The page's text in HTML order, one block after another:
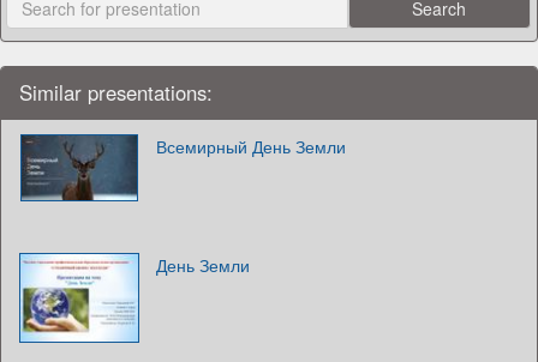
Similar presentations:
Всемирный День Земли
День Земли